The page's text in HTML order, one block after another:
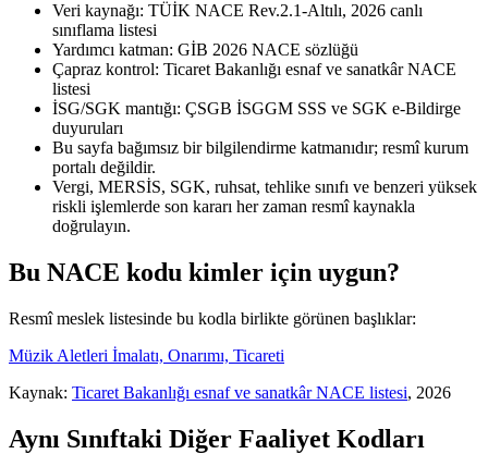
Veri kaynağı: TÜİK NACE Rev.2.1-Altılı, 2026 canlı
sınıflama listesi
Yardımcı katman: GİB 2026 NACE sözlüğü
Çapraz kontrol: Ticaret Bakanlığı esnaf ve sanatkâr NACE
listesi
İSG/SGK mantığı: ÇSGB İSGGM SSS ve SGK e-Bildirge
duyuruları
Bu sayfa bağımsız bir bilgilendirme katmanıdır; resmî kurum
portalı değildir.
Vergi, MERSİS, SGK, ruhsat, tehlike sınıfı ve benzeri yüksek
riskli işlemlerde son kararı her zaman resmî kaynakla
doğrulayın.
Bu NACE kodu kimler için uygun?
Resmî meslek listesinde bu kodla birlikte görünen başlıklar:
Müzik Aletleri İmalatı, Onarımı, Ticareti
Kaynak: Ticaret Bakanlığı esnaf ve sanatkâr NACE listesi, 2026
Aynı Sınıftaki Diğer Faaliyet Kodları